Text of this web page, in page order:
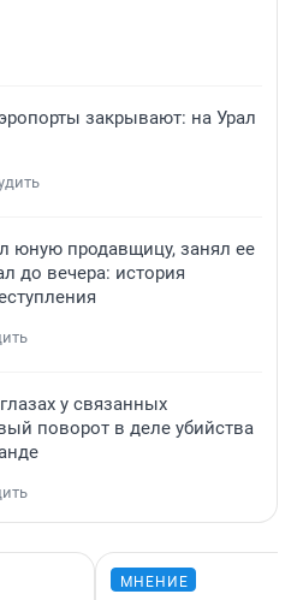
закрывают: на Урал
юную продавщицу, занял ее
до вечера: история
у связанных
поворот в деле убийства
МНЕНИЕ